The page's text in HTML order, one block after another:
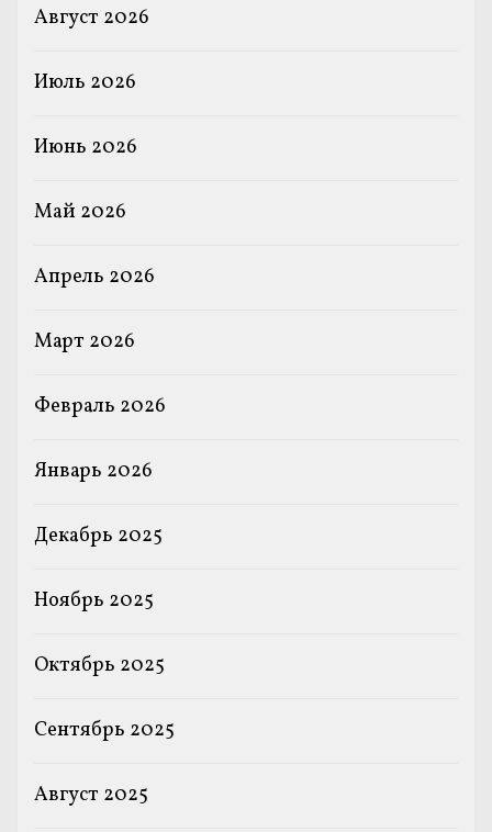
Август 2026
Июль 2026
Июнь 2026
Май 2026
Апрель 2026
Март 2026
Февраль 2026
Январь 2026
Декабрь 2025
Ноябрь 2025
Октябрь 2025
Сентябрь 2025
Август 2025